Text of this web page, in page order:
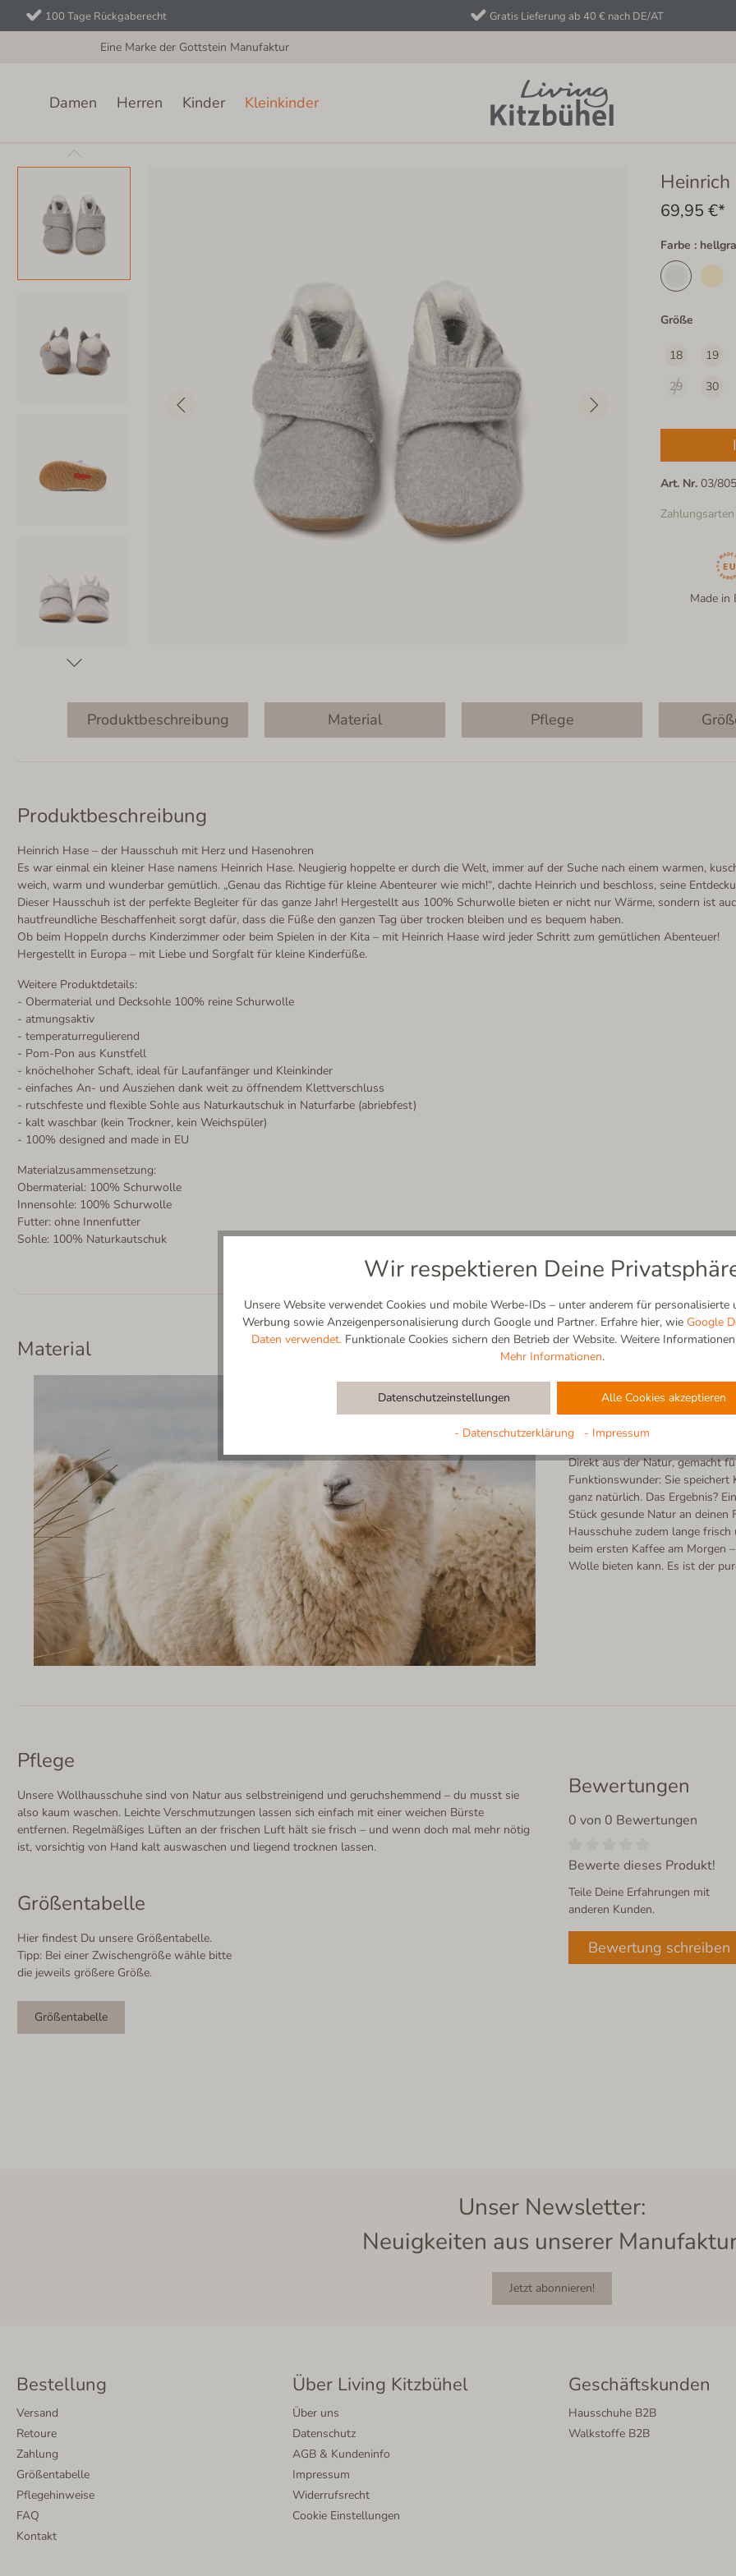
100 Tage Rückgaberecht Gratis Lieferung ab 40 € nach DE/AT
Eine Marke der Gottstein Manufaktur
Damen Herren Kinder Kleinkinder
Heinrich
69,95 €*
Farbe :
Größe
18 19
29
30
Art. Nr. 03/
Zahlungsarten
Made in
Produktbeschreibung Material Pflege
Produktbeschreibung
Heinrich Hase – der Hausschuh mit Herz und Hasenohren
Es war einmal ein kleiner Hase namens Heinrich Hase. Neugierig hoppelte er durch die Welt, immer auf der Suche nach einem warmen,
weich, warm und wunderbar gemütlich. „Genau das Richtige für kleine Abenteurer wie mich!“, dachte Heinrich und beschloss, seine
Dieser Hausschuh ist der perfekte Begleiter für das ganze Jahr! Hergestellt aus 100% Schurwolle bieten er nicht nur Wärme, sondern ist
hautfreundliche Beschaffenheit sorgt dafür, dass die Füße den ganzen Tag über trocken bleiben und es bequem haben.
Ob beim Hoppeln durchs Kinderzimmer oder beim Spielen in der Kita – mit Heinrich Haase wird jeder Schritt zum gemütlichen Abenteuer!
Hergestellt in Europa – mit Liebe und Sorgfalt für kleine Kinderfüße.
Weitere Produktdetails:
- Obermaterial und Decksohle 100% reine Schurwolle
- atmungsaktiv
- temperaturregulierend
- Pom-Pon aus Kunstfell
- knöchelhoher Schaft, ideal für Laufanfänger und Kleinkinder
- einfaches An- und Ausziehen dank weit zu öffnendem Klettverschluss
- rutschfeste und flexible Sohle aus Naturkautschuk in Naturfarbe (abriebfest)
- kalt waschbar (kein Trockner, kein Weichspüler)
- 100% designed and made in EU
Materialzusammensetzung:
Obermaterial: 100% Schurwolle
Innensohle: 100% Schurwolle
Futter: ohne Innenfutter
Sohle: 100% Naturkautschuk
Material
Schurwolle
100% Natur | Atmungsaktiv |
Direkt aus der Natur, gemacht
Funktionswunder: Sie speichert
ganz natürlich. Das Ergebnis?
Stück gesunde Natur an deinen
Hausschuhe zudem lange
beim ersten Kaffee am Morgen
Wolle bieten kann. Es ist der
Pflege
Unsere Wollhausschuhe sind von Natur aus selbstreinigend und geruchshemmend – du musst sie
also kaum waschen. Leichte Verschmutzungen lassen sich einfach mit einer weichen Bürste
entfernen. Regelmäßiges Lüften an der frischen Luft hält sie frisch – und wenn doch mal mehr nötig
ist, vorsichtig von Hand kalt auswaschen und liegend trocknen lassen.
Größentabelle
Hier findest Du unsere Größentabelle.
Tipp: Bei einer Zwischengröße wähle bitte
die jeweils größere Größe.
Größentabelle
Bewertungen
0 von 0 Bewertungen
Bewerte dieses Produkt!
Teile Deine Erfahrungen mit
anderen Kunden.
Bewertung schreiben
Unser Newsletter:
Neuigkeiten aus unserer
Jetzt abonnieren!
Bestellung
Versand
Retoure
Zahlung
Größentabelle
Pflegehinweise
FAQ
Kontakt
Über Living Kitzbühel
Über uns
Datenschutz
AGB & Kundeninfo
Impressum
Widerrufsrecht
Cookie Einstellungen
Geschäftskunden
Hausschuhe B2B
Walkstoffe B2B
Wir respektieren Deine
Unsere Website verwendet Cookies und mobile Werbe-IDs – unter anderem für
Werbung sowie Anzeigenpersonalisierung durch Google und Partner. Erfahre hier, wie Google
Daten verwendet.Funktionale Cookies sichern den Betrieb der Website. Weitere
Mehr Informationen.
Datenschutzeinstellungen Alle Cookies akzeptieren
- Datenschutzerklärung - Impressum